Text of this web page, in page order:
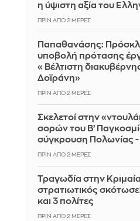
η ύψιστη αξία του
ΠΡΙΝ ΑΠΌ 2 ΜΈΡΕΣ
Παπαθανάσης:
υποβολή πρότασης
«Βέλτιστη
Δοϊράνη»
ΠΡΙΝ ΑΠΌ 2 ΜΈΡΕΣ
Σκελετοί στην
σορών του Β’
σύγκρουση Πολωνίας -
ΠΡΙΝ ΑΠΌ 2 ΜΈΡΕΣ
Τραγωδία στην
στρατιωτικός
και 3 πολίτες
ΠΡΙΝ ΑΠΌ 2 ΜΈΡΕΣ